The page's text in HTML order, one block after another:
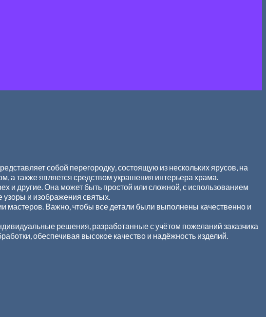
собой перегородку, состоящую из нескольких ярусов, на
а также является средством украшения интерьера храма.
и другие. Она может быть простой или сложной, с использованием
узоры и изображения святых.
мастеров. Важно, чтобы все детали были выполнены качественно и
решения, разработанные с учётом пожеланий заказчика
обеспечивая высокое качество и надёжность изделий.